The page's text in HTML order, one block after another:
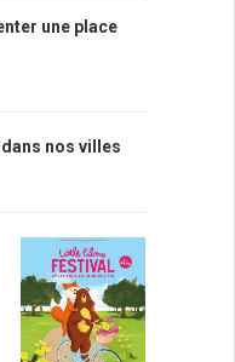
une place
nos villes